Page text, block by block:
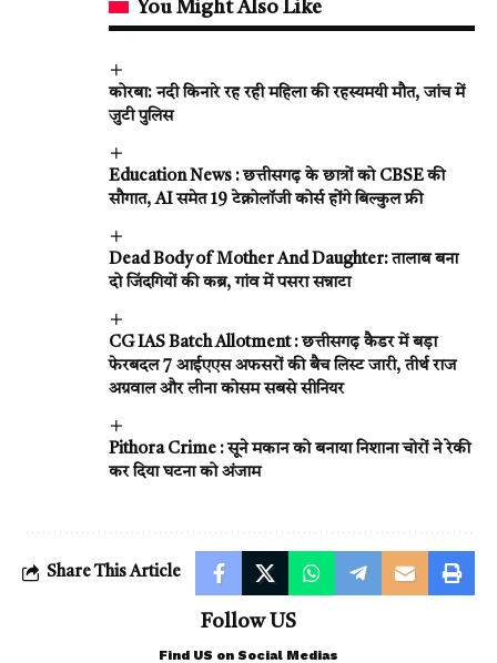
You Might Also Like
कोरबा: नदी किनारे रह रही महिला की रहस्यमयी मौत, जांच में
जुटी पुलिस
Education News : छत्तीसगढ़ के छात्रों को CBSE की
सौगात, AI समेत 19 टेक्नोलॉजी कोर्स होंगे बिल्कुल फ्री
Dead Body of Mother And Daughter: तालाब बना
दो जिंदगियों की कब्र, गांव में पसरा सन्नाटा
CG IAS Batch Allotment : छत्तीसगढ़ कैडर में बड़ा
फेरबदल 7 आईएएस अफसरों की बैच लिस्ट जारी, तीर्थ राज
अग्रवाल और लीना कोसम सबसे सीनियर
Pithora Crime : सूने मकान को बनाया निशाना चोरों ने रेकी
कर दिया घटना को अंजाम
Share This Article
Follow US
Find US on Social Medias